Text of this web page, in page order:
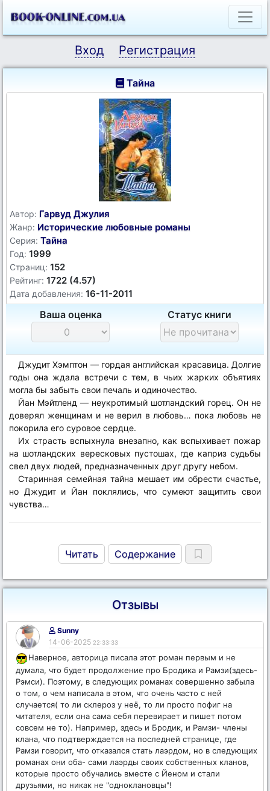
Вход Регистрация
Тайна
Автор: Гарвуд Джулия
Жанр: Исторические любовные романы
Серия: Тайна
Год: 1999
Страниц: 152
Рейтинг: 1722 (4.57)
Дата добавления: 16-11-2011
Ваша оценка Статус книги
Джудит Хэмптон — гордая английская красавица. Долгие
годы она ждала встречи с тем, в чьих жарких объятиях
могла бы забыть свои печаль и одиночество.
Йан Мэйтленд — неукротимый шотландский горец. Он не
доверял женщинам и не верил в любовь… пока любовь не
покорила его суровое сердце.
Их страсть вспыхнула внезапно, как вспыхивает пожар
на шотландских вересковых пустошах, где каприз судьбы
свел двух людей, предназначенных друг другу небом.
Старинная семейная тайна мешает им обрести счастье,
но Джудит и Йан поклялись, что сумеют защитить свои
чувства…
Читать Содержание
Отзывы
Sunny
14-06-2025 22:33:33
Наверное, авторица писала этот роман первым и не
думала, что будет продолжение про Бродика и Рамзи(здесь-
Рэмси). Поэтому, в следующих романах совершенно забыла
о том, о чем написала в этом, что очень часто с ней
случается( то ли склероз у неё, то ли просто пофиг на
читателя, если она сама себя перевирает и пишет потом
совсем не то). Например, здесь и Бродик, и Рамзи- члены
клана, что подтверждается на последней странице, где
Рамзи говорит, что отказался стать лаэрдом, но в следующих
романах они оба- сами лаэрды своих собственных кланов,
которые просто обучались вместе с Йеном и стали
друзьями, но никак не "одноклановцы"!